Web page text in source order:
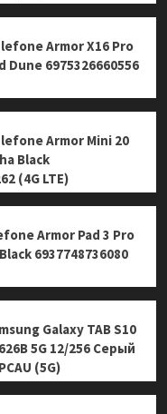
Armor X16 Pro
Dune 6975326660556
Armor Mini 20
Black
(4G LTE)
Armor Pad 3 Pro
6937748736080
Galaxy TAB S10
5G 12/256 Серый
(5G)